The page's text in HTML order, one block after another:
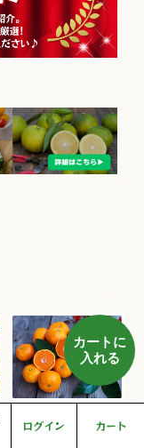
カートに
入れる
ログイン カート